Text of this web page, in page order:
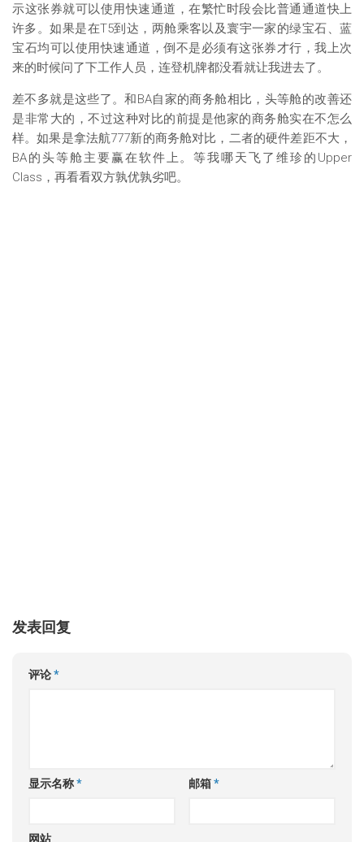
示这张券就可以使用快速通道，在繁忙时段会比普通通道快上
许多。如果是在T5到达，两舱乘客以及寰宇一家的绿宝石、蓝
宝石均可以使用快速通道，倒不是必须有这张券才行，我上次
来的时候问了下工作人员，连登机牌都没看就让我进去了。
差不多就是这些了。和BA自家的商务舱相比，头等舱的改善还
是非常大的，不过这种对比的前提是他家的商务舱实在不怎么
样。如果是拿法航777新的商务舱对比，二者的硬件差距不大，
BA的头等舱主要赢在软件上。等我哪天飞了维珍的Upper
Class，再看看双方孰优孰劣吧。
发表回复
评论*
显示名称* 邮箱*
网站